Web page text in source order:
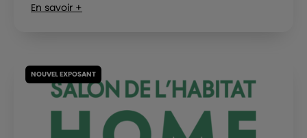
En savoir +
NOUVEL EXPOSANT